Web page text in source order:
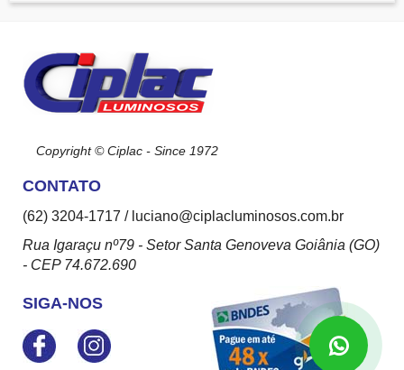
Copyright © Ciplac - Since 1972
CONTATO
(62) 3204-1717 / luciano@ciplacluminosos.com.br
Rua Igaraçu nº79 - Setor Santa Genoveva Goiânia (GO)
- CEP 74.672.690
SIGA-NOS